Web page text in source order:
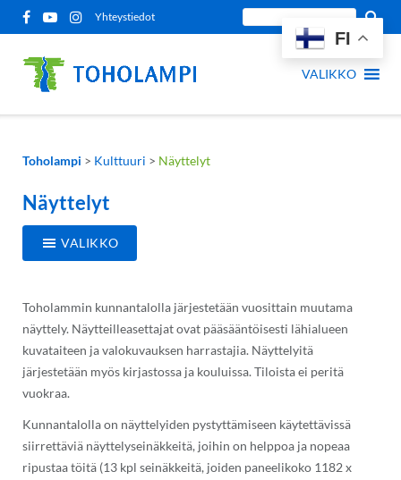
Siirry
sisältöön
Yhteystiedot
sivustolta:
VALIKKO
Toholampi > Kulttuuri > Näyttelyt
Näyttelyt
VALIKKO
Toholammin kunnantalolla järjestetään vuosittain muutama
näyttely. Näytteilleasettajat ovat pääsääntöisesti lähialueen
kuvataiteen ja valokuvauksen harrastajia. Näyttelyitä
järjestetään myös kirjastossa ja kouluissa. Tiloista ei peritä
vuokraa.
Kunnantalolla on näyttelyiden pystyttämiseen käytettävissä
siirrettäviä näyttelyseinäkkeitä, joihin on helppoa ja nopeaa
ripustaa töitä (13 kpl seinäkkeitä, joiden paneelikoko 1182 x
FI